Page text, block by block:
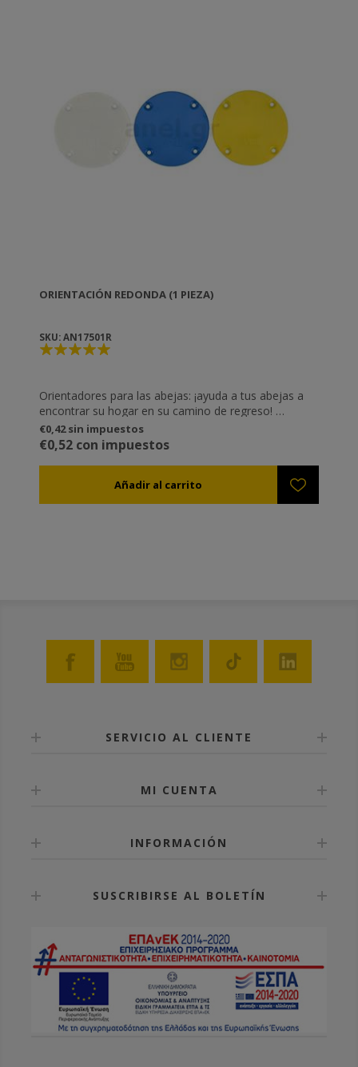
ORIENTACIÓN REDONDA (1 PIEZA)
SKU: AN17501R
Orientadores para las abejas: ¡ayuda a tus abejas a
encontrar su hogar en su camino de regreso!
- Fácil de aplicar
- Reutilizable
- Color electrostático
Números magnéticos: numerando sus colmenas
FÁCIL, RÁPIDO Y FLEXIBLE
€0,42 sin impuestos
€0,52 con impuestos
SERVICIO AL CLIENTE
MI CUENTA
INFORMACIÓN
SUSCRIBIRSE AL BOLETÍN